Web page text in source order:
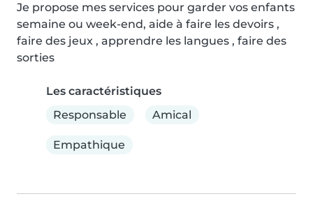
Je propose mes services pour garder vos enfants
semaine ou week-end, aide à faire les devoirs ,
faire des jeux , apprendre les langues , faire des
sorties
Les caractéristiques
Responsable
Amical
Empathique